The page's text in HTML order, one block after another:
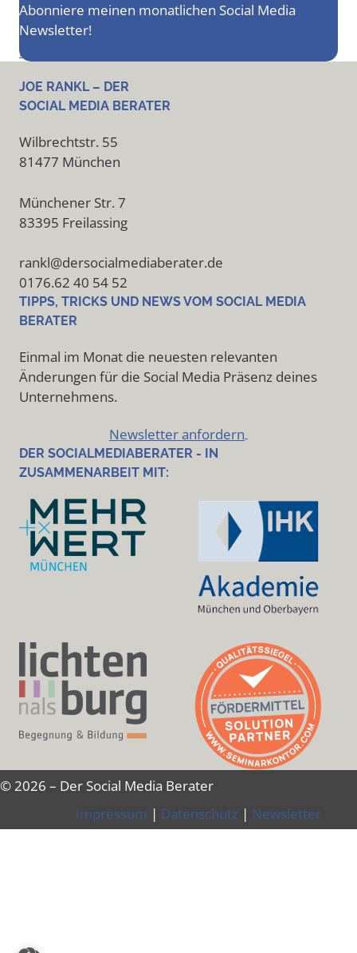
Abonniere meinen monatlichen Social Media
Newsletter!
Newsletter bestellen
JOE RANKL – DER
SOCIAL MEDIA BERATER
Wilbrechtstr. 55
81477 München
Münchener Str. 7
83395 Freilassing
rankl@dersocialmediaberater.de
0176.62 40 54 52
TIPPS, TRICKS UND NEWS VOM SOCIAL MEDIA
BERATER
Einmal im Monat die neuesten relevanten
Änderungen für die Social Media Präsenz deines
Unternehmens.
Newsletter anfordern
DER SOCIALMEDIABERATER - IN
ZUSAMMENARBEIT MIT:
© 2026 – Der Social Media Berater
Impressum | Datenschutz | Newsletter